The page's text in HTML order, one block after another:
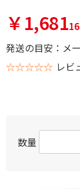
￥1,681
発送の目安：メ
☆☆☆☆☆ レビ
数量